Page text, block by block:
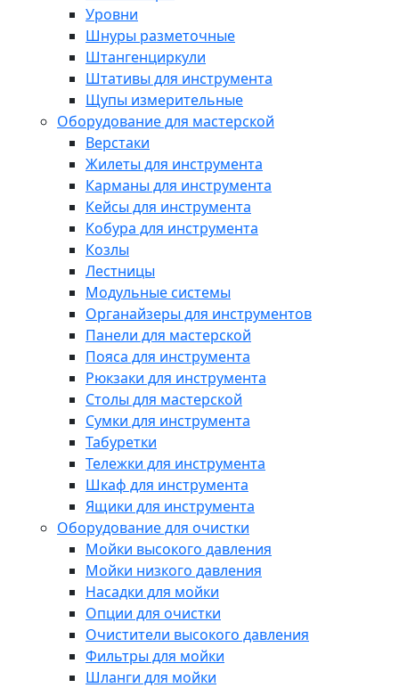
Уровни
Шнуры разметочные
Штангенциркули
Штативы для инструмента
Щупы измерительные
Оборудование для мастерской
Верстаки
Жилеты для инструмента
Карманы для инструмента
Кейсы для инструмента
Кобура для инструмента
Козлы
Лестницы
Модульные системы
Органайзеры для инструментов
Панели для мастерской
Пояса для инструмента
Рюкзаки для инструмента
Столы для мастерской
Сумки для инструмента
Табуретки
Тележки для инструмента
Шкаф для инструмента
Ящики для инструмента
Оборудование для очистки
Мойки высокого давления
Мойки низкого давления
Насадки для мойки
Опции для очистки
Очистители высокого давления
Фильтры для мойки
Шланги для мойки